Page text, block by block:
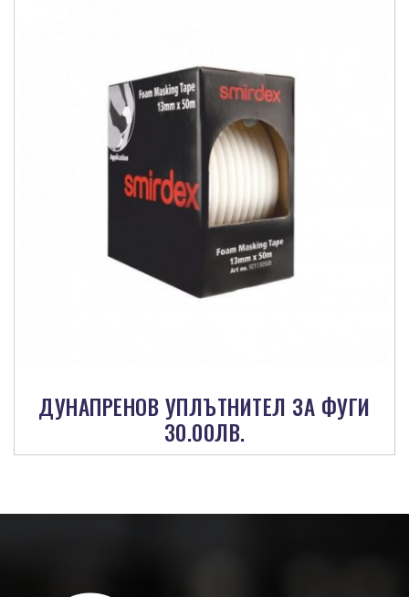
ДУНАПРЕНОВ УПЛЪТНИТЕЛ ЗА ФУГИ
30.00ЛВ.